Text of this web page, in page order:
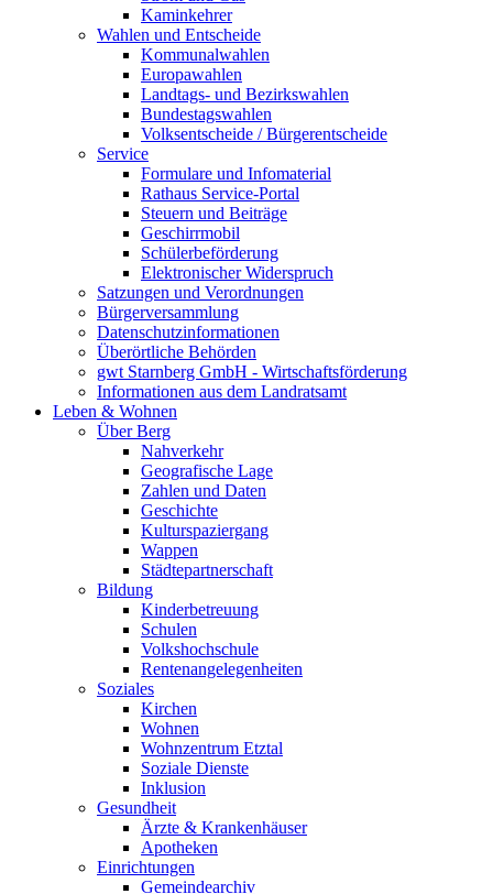
Kaminkehrer
Wahlen und Entscheide
Kommunalwahlen
Europawahlen
Landtags- und Bezirkswahlen
Bundestagswahlen
Volksentscheide / Bürgerentscheide
Service
Formulare und Infomaterial
Rathaus Service-Portal
Steuern und Beiträge
Geschirrmobil
Schülerbeförderung
Elektronischer Widerspruch
Satzungen und Verordnungen
Bürgerversammlung
Datenschutzinformationen
Überörtliche Behörden
gwt Starnberg GmbH - Wirtschaftsförderung
Informationen aus dem Landratsamt
Leben & Wohnen
Über Berg
Nahverkehr
Geografische Lage
Zahlen und Daten
Geschichte
Kulturspaziergang
Wappen
Städtepartnerschaft
Bildung
Kinderbetreuung
Schulen
Volkshochschule
Rentenangelegenheiten
Soziales
Kirchen
Wohnen
Wohnzentrum Etztal
Soziale Dienste
Inklusion
Gesundheit
Ärzte & Krankenhäuser
Apotheken
Einrichtungen
Gemeindearchiv